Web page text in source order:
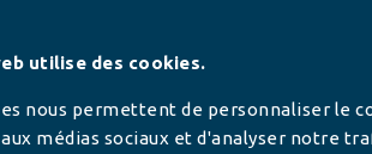
utilise des cookies.
nous permettent de personnaliser le
médias sociaux et d'analyser notre